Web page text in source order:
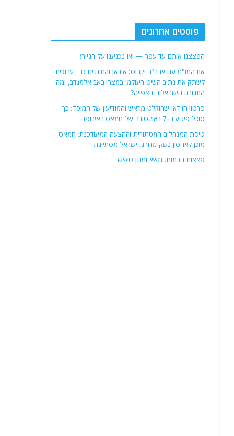
סרטון הוידאו שהוקלט מראש והמודיעין של המוסד: כך
סוכל פיגוע ה-7 באוקטובר של חמאס באירופה
טיסת המנהלים המסתורית וההצעה המעודכנת: חמאס
מוכן לאחסון נשק מדורג, ישראל מסתייגת
פצצות חכמות, משא ומתן טיפש